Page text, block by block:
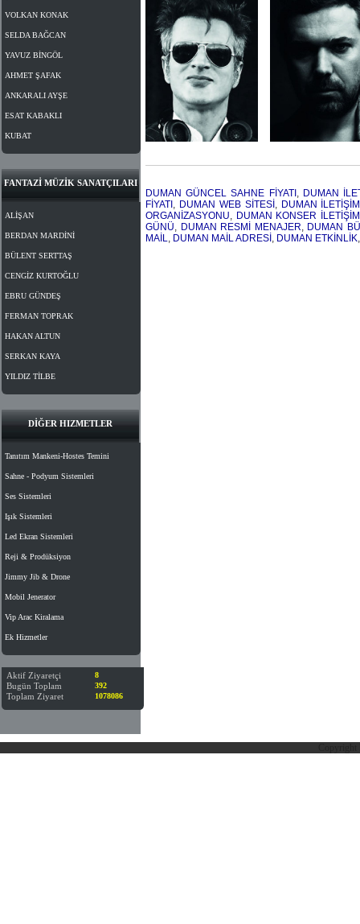
VOLKAN KONAK
SELDA BAĞCAN
YAVUZ BİNGÖL
AHMET ŞAFAK
ANKARALI AYŞE
ESAT KABAKLI
KUBAT
FANTAZİ MÜZİK SANATÇILARI
ALİŞAN
BERDAN MARDİNİ
BÜLENT SERTTAŞ
CENGİZ KURTOĞLU
EBRU GÜNDEŞ
FERMAN TOPRAK
HAKAN ALTUN
SERKAN KAYA
YILDIZ TİLBE
DİĞER HIZMETLER
Tanıtım Mankeni-Hostes Temini
Sahne - Podyum Sistemleri
Ses Sistemleri
Işık Sistemleri
Led Ekran Sistemleri
Reji & Prodüksiyon
Jimmy Jib & Drone
Mobil Jenerator
Vip Arac Kiralama
Ek Hizmetler
Aktif Ziyaretçi 8
Bugün Toplam 392
Toplam Ziyaret 1078086
DUMAN GÜNCEL SAHNE FİYATI , DUMAN
FİYATI , DUMAN WEB SİTESİ , DUMAN
ORGANİZASYONU, DUMAN KONSER
GÜNÜ, DUMAN RESMİ MENAJER, DUMAN
MAİL, DUMAN MAİL ADRESİ , DUMAN ETKİNLİK